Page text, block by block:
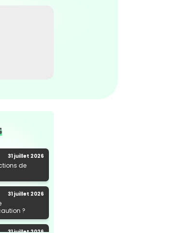
31 juillet 2026
de
31 juillet 2026
?